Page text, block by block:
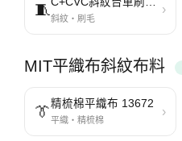
🧵斜紋・刷毛
›
MIT平織布斜紋布料
👔精梳棉平織布 13672
平織・精梳棉
›